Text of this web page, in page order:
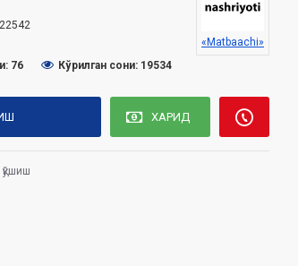
«Matbaachi»
76
Кўрилган сони: 19534
ХАРИД